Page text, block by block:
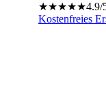
★★★★★4.9/
Kostenfreies